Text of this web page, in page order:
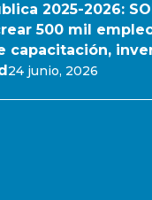
2025-2026:
500 mil
capacitación,
24 junio, 2026